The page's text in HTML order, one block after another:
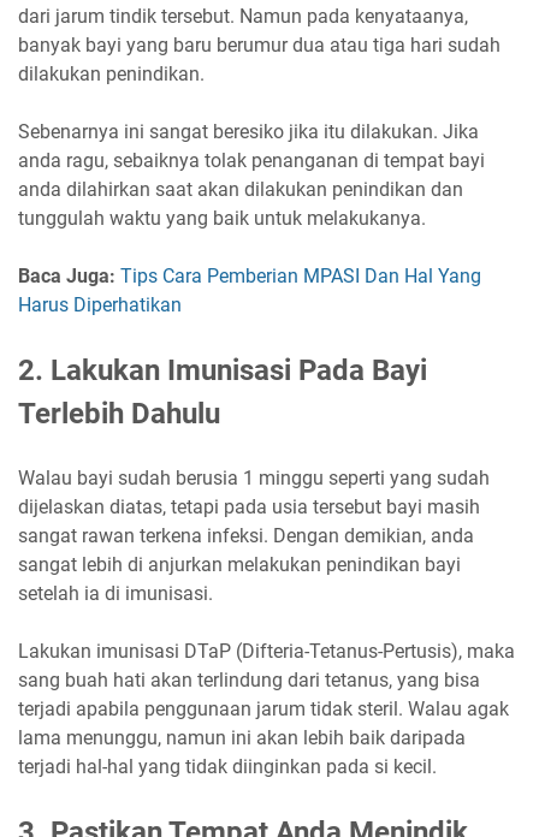
dari jarum tindik tersebut. Namun pada kenyataanya,
banyak bayi yang baru berumur dua atau tiga hari sudah
dilakukan penindikan.
Sebenarnya ini sangat beresiko jika itu dilakukan. Jika
anda ragu, sebaiknya tolak penanganan di tempat bayi
anda dilahirkan saat akan dilakukan penindikan dan
tunggulah waktu yang baik untuk melakukanya.
Baca Juga: Tips Cara Pemberian MPASI Dan Hal Yang
Harus Diperhatikan
2. Lakukan Imunisasi Pada Bayi
Terlebih Dahulu
Walau bayi sudah berusia 1 minggu seperti yang sudah
dijelaskan diatas, tetapi pada usia tersebut bayi masih
sangat rawan terkena infeksi. Dengan demikian, anda
sangat lebih di anjurkan melakukan penindikan bayi
setelah ia di imunisasi.
Lakukan imunisasi DTaP (Difteria-Tetanus-Pertusis), maka
sang buah hati akan terlindung dari tetanus, yang bisa
terjadi apabila penggunaan jarum tidak steril. Walau agak
lama menunggu, namun ini akan lebih baik daripada
terjadi hal-hal yang tidak diinginkan pada si kecil.